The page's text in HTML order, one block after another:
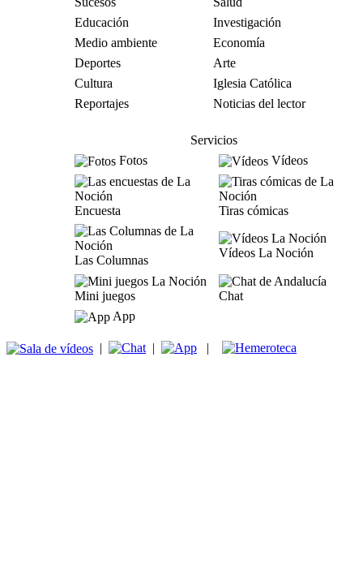
Educación
Investigación
Medio ambiente
Economía
Deportes
Arte
Cultura
Iglesia Católica
Reportajes
Noticias del lector
Servicios
Fotos
Vídeos
Encuesta Tiras cómicas
Las Columnas
Vídeos La Noción
Mini juegos
Chat
App
| | |